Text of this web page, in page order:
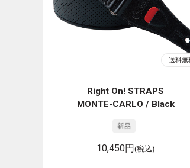
Right On! STRAPS
MONTE-CARLO / Black
10,450円(税込)